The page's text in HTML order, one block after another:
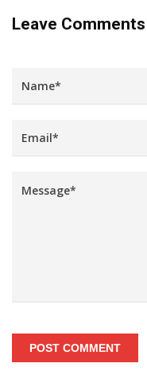
Leave Comments
POST COMMENT